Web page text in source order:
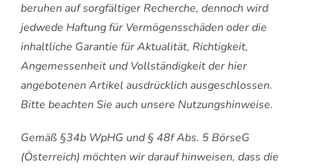
beruhen auf sorgfältiger Recherche, dennoch wird
jedwede Haftung für Vermögensschäden oder die
inhaltliche Garantie für Aktualität, Richtigkeit,
Angemessenheit und Vollständigkeit der hier
angebotenen Artikel ausdrücklich ausgeschlossen.
Bitte beachten Sie auch unsere Nutzungshinweise.
Gemäß §34b WpHG und § 48f Abs. 5 BörseG
(Österreich) möchten wir darauf hinweisen, dass die